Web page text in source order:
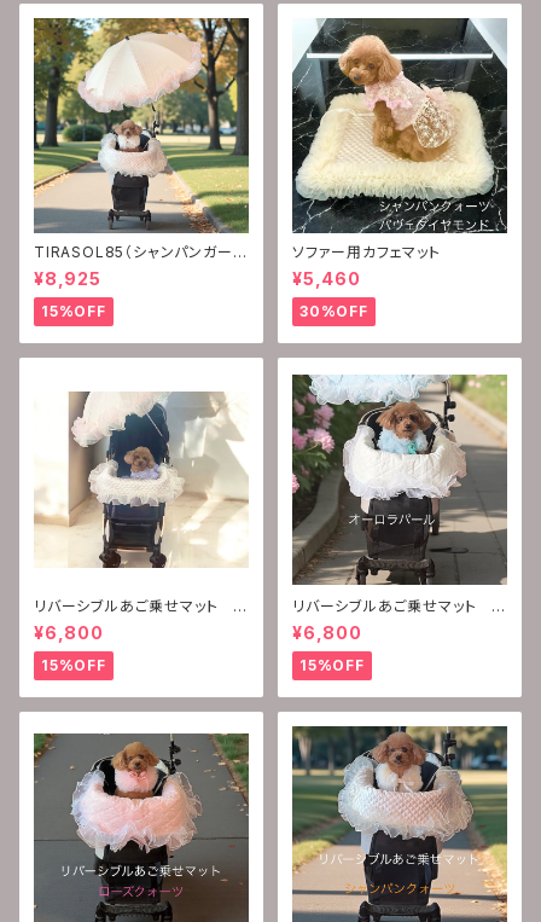
TIRASOL85（シャンパンガーネ
ット）
¥8,925
15%OFF
ソファー用カフェマット
¥5,460
30%OFF
リバーシブルあご乗せマット
(シャンパンガーネット)
¥6,800
15%OFF
リバーシブルあご乗せマット
(オーロラパール)
¥6,800
15%OFF